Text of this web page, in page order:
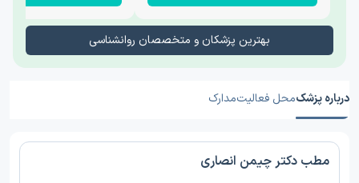
بهترین پزشکان و متخصصان روانشناسی
درباره پزشکمحل فعالیتمدارک
مطب دکتر چیمن انصاری